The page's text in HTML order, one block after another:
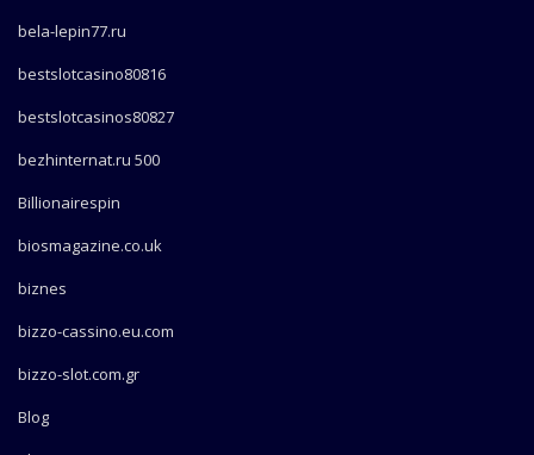
bela-lepin77.ru
bestslotcasino80816
bestslotcasinos80827
bezhinternat.ru 500
Billionairespin
biosmagazine.co.uk
biznes
bizzo-cassino.eu.com
bizzo-slot.com.gr
Blog